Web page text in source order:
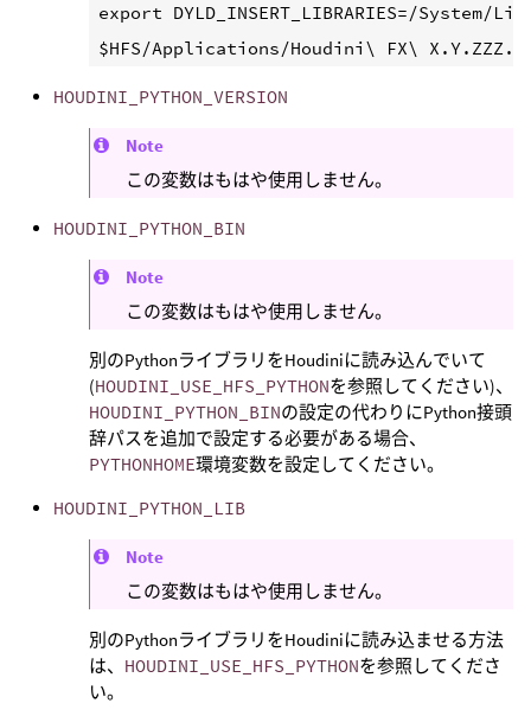
export DYLD_INSERT_LIBRARIES=/
HOUDINI_PYTHON_VERSION
Note
この変数はもはや使用しません。
HOUDINI_PYTHON_BIN
Note
この変数はもはや使用しません。
別のPythonライブラリをHoudiniに読み込んでいて
(HOUDINI_USE_HFS_PYTHONを参照してください)、
HOUDINI_PYTHON_BINの設定の代わりにPython接頭
辞パスを追加で設定する必要がある場合、
PYTHONHOME環境変数を設定してください。
HOUDINI_PYTHON_LIB
Note
この変数はもはや使用しません。
別のPythonライブラリをHoudiniに読み込ませる方法
は、 HOUDINI_USE_HFS_PYTHONを参照してくださ
い。